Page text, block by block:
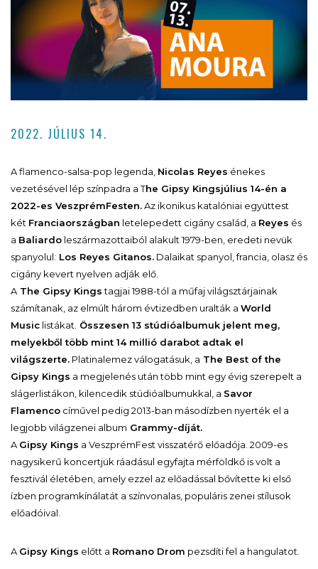
2022. JÚLIUS 14.
A flamenco-salsa-pop legenda, Nicolas Reyes énekes
vezetésével lép színpadra a The Gipsy Kingsjúlius 14-én a
2022-es VeszprémFesten.Az ikonikus katalóniai együttest
két Franciaországban letelepedett cigány család, a Reyes és
a Baliardo leszármazottaiból alakult 1979-ben, eredeti nevük
spanyolul: Los Reyes Gitanos. Dalaikat spanyol, francia, olasz és
cigány kevert nyelven adják elő.
A The Gipsy Kingstagjai 1988-tól a műfaj világsztárjainak
számítanak, az elmúlt három évtizedben uralták a World
Music listákat. Összesen 13 stúdióalbumuk jelent meg,
melyekből több mint 14 millió darabot adtak el
világszerte. Platinalemez válogatásuk, a The Best of the
Gipsy Kings a megjelenés után több mint egy évig szerepelt a
slágerlistákon, kilencedik stúdióalbumukkal, a Savor
Flamenco cíművel pedig 2013-ban másodízben nyerték el a
legjobb világzenei album Grammy-díját.
A Gipsy Kings a VeszprémFest visszatérő előadója. 2009-es
nagysikerű koncertjük ráadásul egyfajta mérföldkő is volt a
fesztivál életében, amely ezzel az előadással bővítette ki első
ízben programkínálatát a színvonalas, populáris zenei stílusok
előadóival.
A Gipsy Kings előtt a Romano Drom pezsdíti fel a hangulatot.